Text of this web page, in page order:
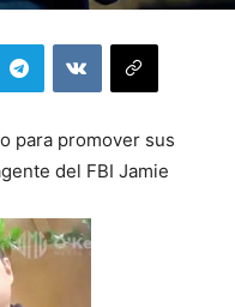
para promover sus
del FBI Jamie